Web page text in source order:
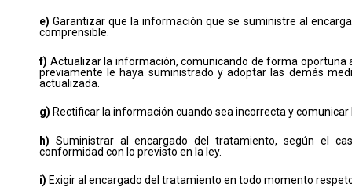
e) Garantizar que la información que se suministre al
comprensible.
f) Actualizar la información, comunicando de forma
previamente le haya suministrado y adoptar las demás
actualizada.
g) Rectificar la información cuando sea incorrecta y
h) Suministrar al encargado del tratamiento, según el
conformidad con lo previsto en la ley.
i) Exigir al encargado del tratamiento en todo momento